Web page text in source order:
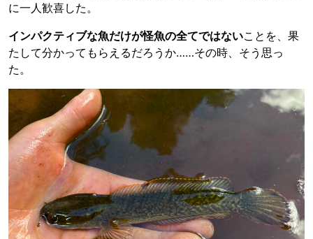
に一人歓喜した。
インパクティブな魚だけが怪魚の全てではないことを、果
たして分かってもらえるだろうか……その時、そう思っ
た。